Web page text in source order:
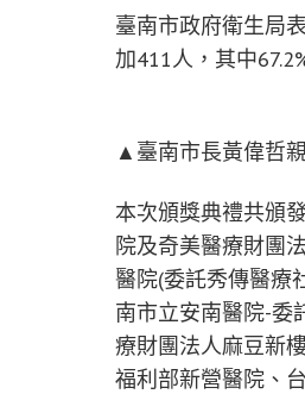
臺南市政府衛生局
加411人，其中
▲臺南市長黃偉哲
本次頒獎典禮共頒
院及奇美醫療財團
醫院(委託秀傳醫療
南市立安南醫院-委
療財團法人麻豆新
福利部新營醫院、